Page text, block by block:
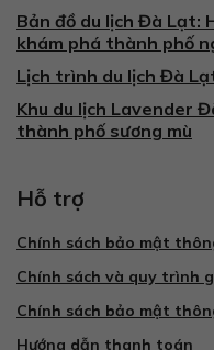
Bản đồ du lịch Đà Lạt:
khám phá thành phố
Lịch trình du lịch Đà
Khu du lịch Lavender
thành phố sương mù
Hỗ trợ
Chính sách bảo mật
Chính sách và quy trình
Chính sách bảo mật
Hướng dẫn thanh toán